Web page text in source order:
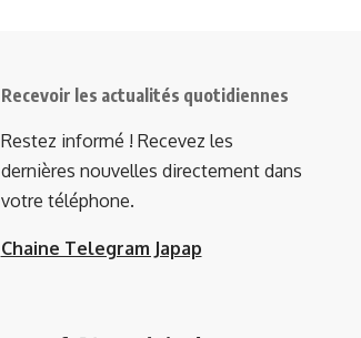
Recevoir les actualités quotidiennes
Restez informé ! Recevez les
dernières nouvelles directement dans
votre téléphone.
Chaine Telegram Japap